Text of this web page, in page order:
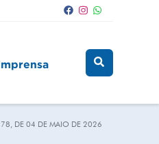
DE 04 DE MAIO DE 2026